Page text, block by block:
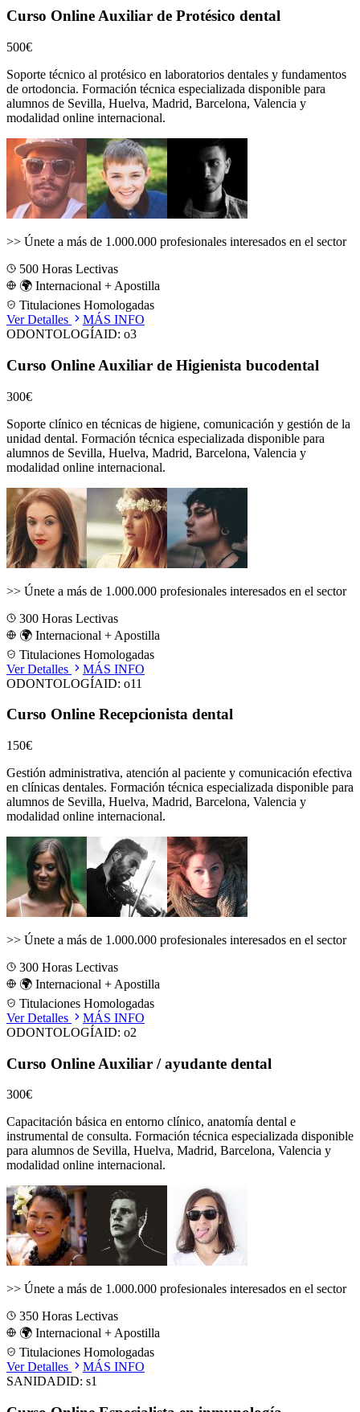
Curso Online Auxiliar de Protésico dental
500€
Soporte técnico al protésico en laboratorios dentales y fundamentos
de ortodoncia. Formación técnica especializada disponible para
alumnos de Sevilla, Huelva, Madrid, Barcelona, Valencia y
modalidad online internacional.
>> Únete a más de 1.000.000 profesionales interesados en el sector
500 Horas Lectivas
🌍 Internacional + Apostilla
Titulaciones Homologadas
Ver Detalles
MÁS INFO
ODONTOLOGÍAID: o3
Curso Online Auxiliar de Higienista bucodental
300€
Soporte clínico en técnicas de higiene, comunicación y gestión de la
unidad dental. Formación técnica especializada disponible para
alumnos de Sevilla, Huelva, Madrid, Barcelona, Valencia y
modalidad online internacional.
>> Únete a más de 1.000.000 profesionales interesados en el sector
300 Horas Lectivas
🌍 Internacional + Apostilla
Titulaciones Homologadas
Ver Detalles
MÁS INFO
ODONTOLOGÍAID: o11
Curso Online Recepcionista dental
150€
Gestión administrativa, atención al paciente y comunicación efectiva
en clínicas dentales. Formación técnica especializada disponible para
alumnos de Sevilla, Huelva, Madrid, Barcelona, Valencia y
modalidad online internacional.
>> Únete a más de 1.000.000 profesionales interesados en el sector
300 Horas Lectivas
🌍 Internacional + Apostilla
Titulaciones Homologadas
Ver Detalles
MÁS INFO
ODONTOLOGÍAID: o2
Curso Online Auxiliar / ayudante dental
300€
Capacitación básica en entorno clínico, anatomía dental e
instrumental de consulta. Formación técnica especializada disponible
para alumnos de Sevilla, Huelva, Madrid, Barcelona, Valencia y
modalidad online internacional.
>> Únete a más de 1.000.000 profesionales interesados en el sector
350 Horas Lectivas
🌍 Internacional + Apostilla
Titulaciones Homologadas
Ver Detalles
MÁS INFO
SANIDADID: s1